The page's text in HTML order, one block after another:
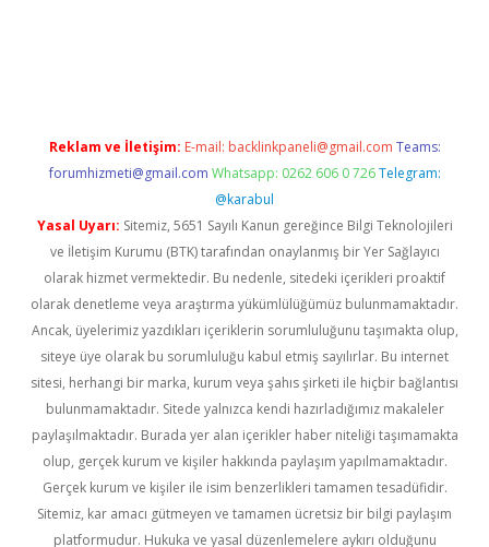
Reklam ve İletişim: E-mail: backlinkpaneli@gmail.com Teams:
forumhizmeti@gmail.com Whatsapp: 0262 606 0 726 Telegram:
@karabul
Yasal Uyarı: Sitemiz, 5651 Sayılı Kanun gereğince Bilgi Teknolojileri
ve İletişim Kurumu (BTK) tarafından onaylanmış bir Yer Sağlayıcı
olarak hizmet vermektedir. Bu nedenle, sitedeki içerikleri proaktif
olarak denetleme veya araştırma yükümlülüğümüz bulunmamaktadır.
Ancak, üyelerimiz yazdıkları içeriklerin sorumluluğunu taşımakta olup,
siteye üye olarak bu sorumluluğu kabul etmiş sayılırlar. Bu internet
sitesi, herhangi bir marka, kurum veya şahıs şirketi ile hiçbir bağlantısı
bulunmamaktadır. Sitede yalnızca kendi hazırladığımız makaleler
paylaşılmaktadır. Burada yer alan içerikler haber niteliği taşımamakta
olup, gerçek kurum ve kişiler hakkında paylaşım yapılmamaktadır.
Gerçek kurum ve kişiler ile isim benzerlikleri tamamen tesadüfidir.
Sitemiz, kar amacı gütmeyen ve tamamen ücretsiz bir bilgi paylaşım
platformudur. Hukuka ve yasal düzenlemelere aykırı olduğunu